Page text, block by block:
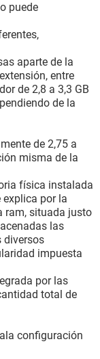
puede
aparte de la
entre
de 2,8 a 3,3 GB
de la
de 2,75 a
misma de la
física instalada
por la
ram, situada justo
las
diversos
impuesta
por las
total de
configuración